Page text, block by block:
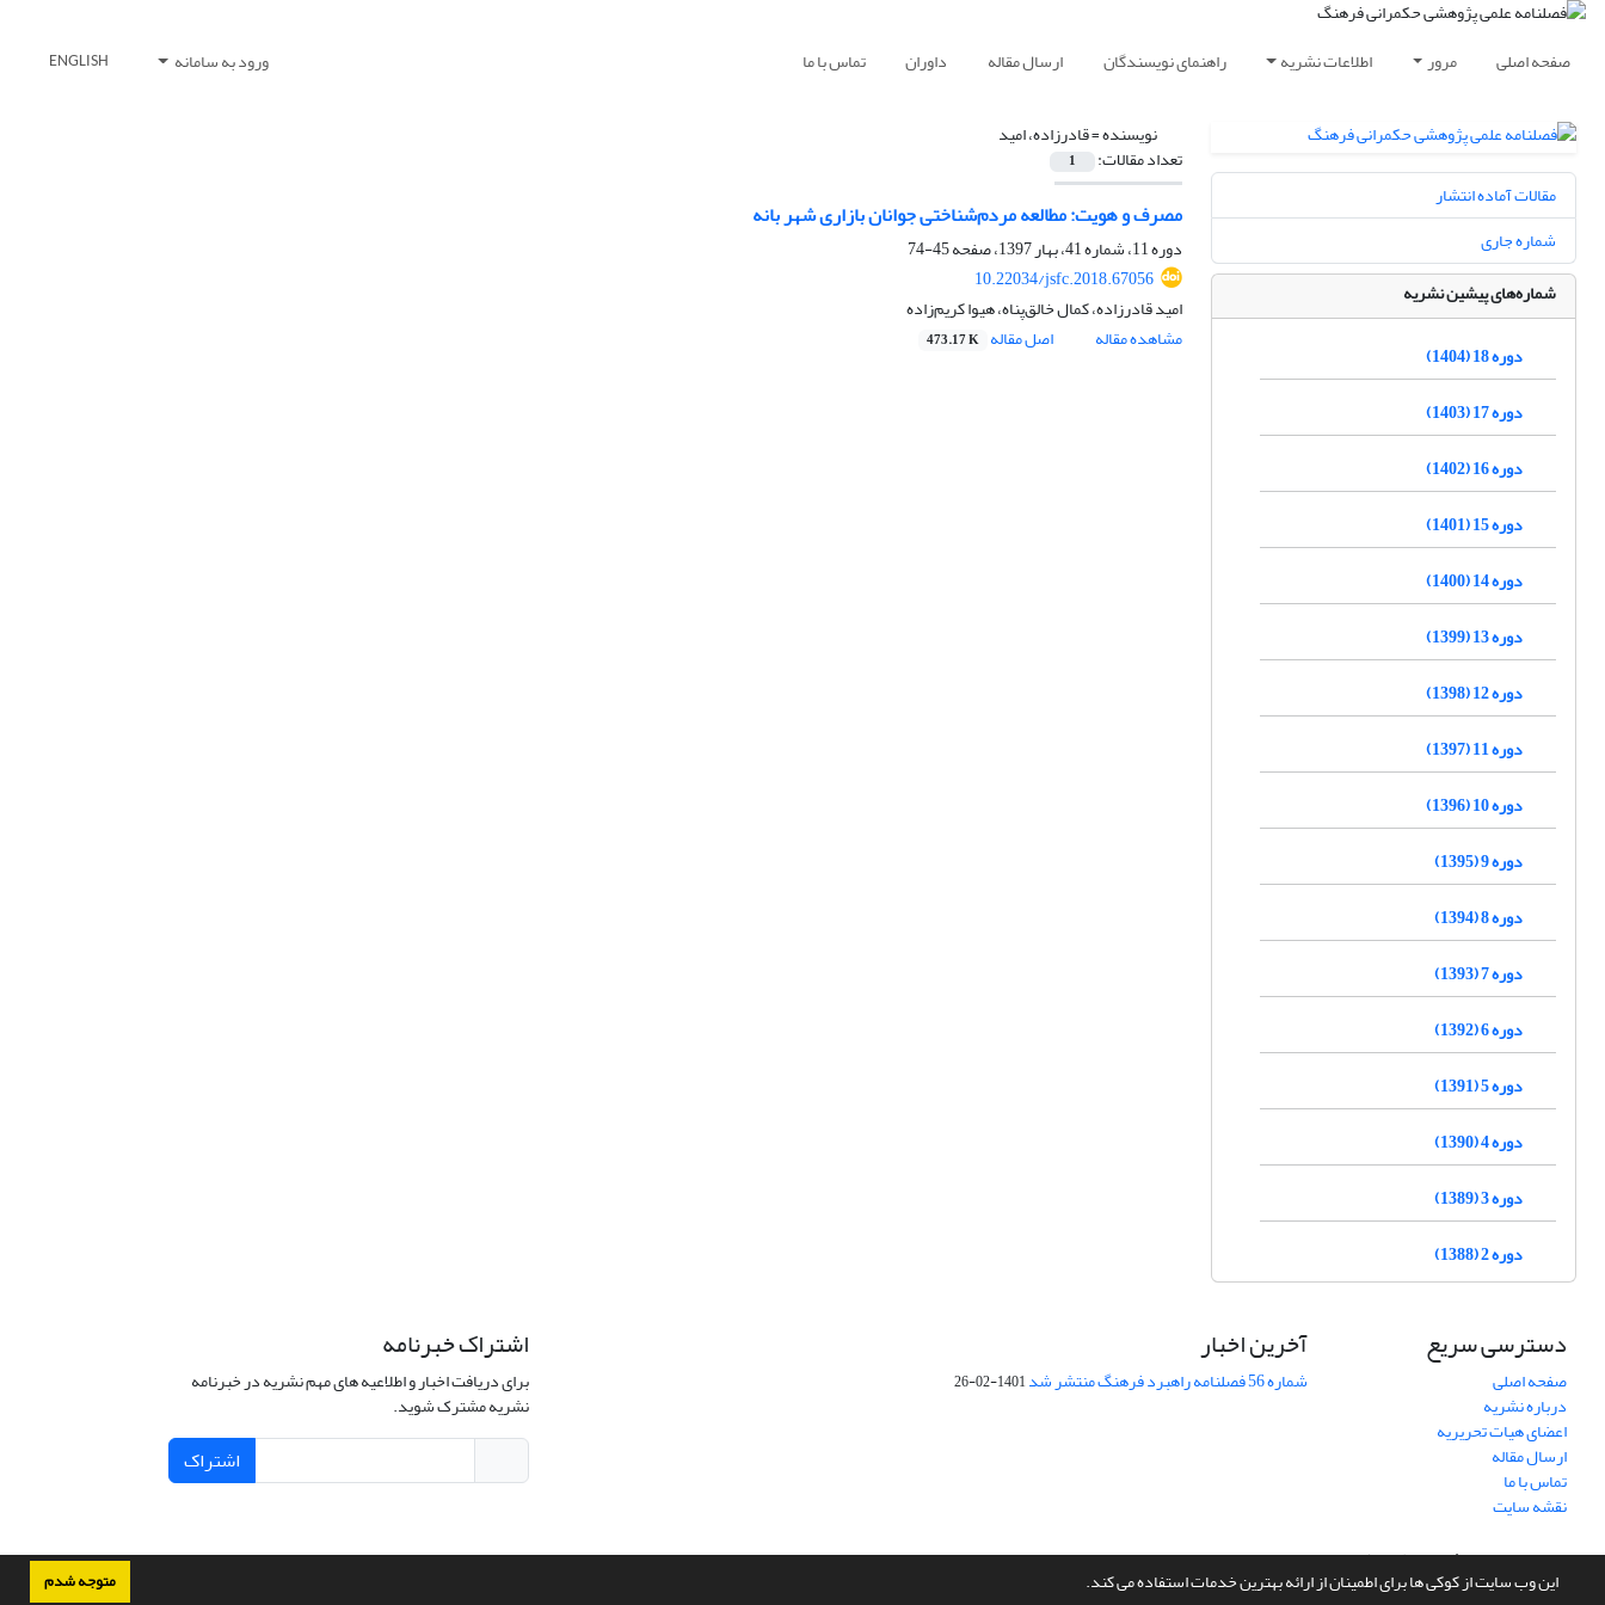
این وب سایت از کوکی ها برای اطمینان از ارائه بهترین خدمات استفاده می کند. متوجه شدم
صفحه اصلی مرور اطلاعات نشریه راهنمای نویسندگان ارسال مقاله داوران تماس با ما ورود به سامانه ENGLISH
نویسنده =قادرزاده، امید
تعداد مقالات: 1
مصرف و هویت: مطالعه مردم‌شناختی جوانان بازاری شهر بانه
دوره 11، شماره 41، بهار 1397، صفحه
45-74
10.22034/jsfc.2018.67056
امید قادرزاده، کمال خالق­‌پناه، هیوا کریم‌زاده
مشاهده مقاله
اصل مقاله 473.17 K
مقالات آماده انتشار
شماره جاری
شماره‌های پیشین نشریه
دوره 18 (1404)
دوره 17 (1403)
دوره 16 (1402)
دوره 15 (1401)
دوره 14 (1400)
دوره 13 (1399)
دوره 12 (1398)
دوره 11 (1397)
دوره 10 (1396)
دوره 9 (1395)
دوره 8 (1394)
دوره 7 (1393)
دوره 6 (1392)
دوره 5 (1391)
دوره 4 (1390)
دوره 3 (1389)
دوره 2 (1388)
دسترسی سریع
صفحه اصلی
درباره نشریه
اعضای هیات تحریریه
ارسال مقاله
تماس با ما
نقشه سایت
آخرین اخبار
شماره 56 فصلنامه راهبرد فرهنگ منتشر شد 1401-02-26
اشتراک خبرنامه
برای دریافت اخبار و اطلاعیه های مهم نشریه در خبرنامه
نشریه مشترک شوید.
اشتراک
سامانه مدیریت نشریات علمی.طراحی و پیاده سازی ازسیناوب